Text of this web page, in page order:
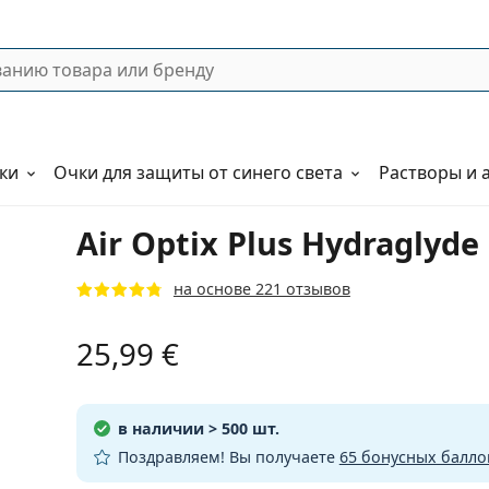
Очки для защиты от синего света Растворы и
Air Optix Plus
на основе 221 отзывов
25,99 €
в наличии > 500 шт.
Поздравляем! Вы получаете 65 бонусных